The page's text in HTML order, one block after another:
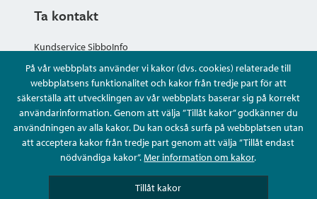
På vår webbplats använder vi kakor (dvs. cookies) relaterade till
webbplatsens funktionalitet och kakor från tredje part för att
säkerställa att utvecklingen av vår webbplats baserar sig på korrekt
användarinformation. Genom att välja ”Tillåt kakor” godkänner du
användningen av alla kakor. Du kan också surfa på webbplatsen utan
att acceptera kakor från tredje part genom att välja ”Tillåt endast
nödvändiga kakor”.Mer information om kakor.
Tillåt kakor
Ta kontakt
Kundservice SibboInfo
Ge anonym respons
Ställ en fråga eller sköta ditt ärende
Kontaktuppgifter